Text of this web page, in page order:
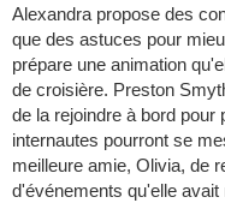
Alexandra propose des
que des astuces pour
prépare une animation
de croisière. Preston
de la rejoindre à bord pour
internautes pourront se
meilleure amie, Olivia, de
d'événements qu'elle